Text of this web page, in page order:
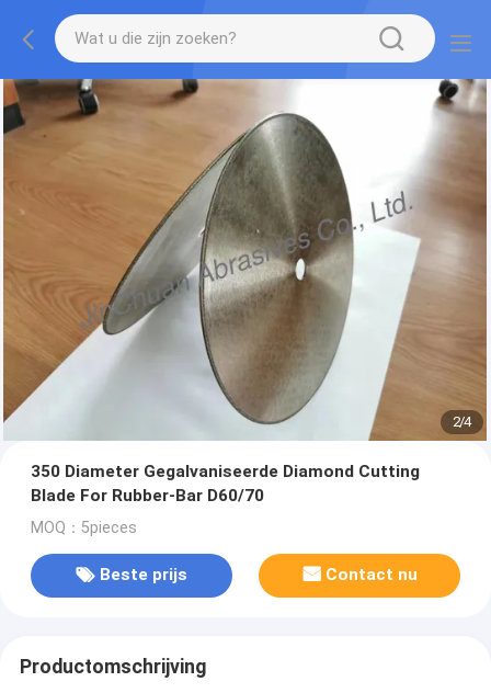
2/4
350 Diameter Gegalvaniseerde Diamond Cutting
Blade For Rubber-Bar D60/70
MOQ：5pieces
Beste prijs Contact nu
Productomschrijving